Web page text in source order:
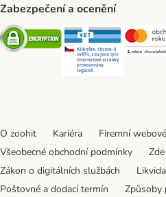
Zabezpečení a ocenění
Security Security
O zoohit Kariéra Firemní
Všeobecné obchodní podmínky
Zákon o digitálních službách
Poštovné a dodací termín
Způsoby